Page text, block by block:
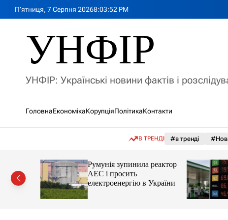
П’ятниця, 7 Серпня 20268:03:53 PM
УНФІР
УНФІР: Українські новини фактів і
ГоловнаЕкономікаКорупціяПолітикаКонтакти
В ТРЕНДІ #в тренді
цін і
Румунія зупинила реактор
АЕС і просить
електроенергію в України